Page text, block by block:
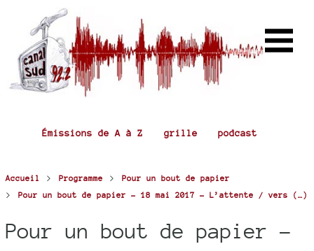
Émissions de A à Z grille podcast
Accueil > Programme > Pour un bout de papier
> Pour un bout de papier - 18 mai 2017 - L’attente / vers (…)
Pour un bout de papier -